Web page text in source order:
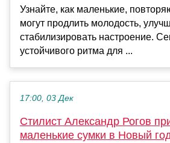
Узнайте, как маленькие,
могут продлить молодость,
стабилизировать настроение.
устойчивого ритма для ...
17:00, 03 Дек
Стилист Александр Рогов
маленькие сумки в Новый